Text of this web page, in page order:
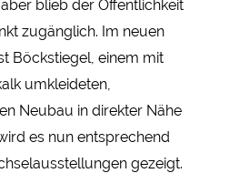
blieb der Öffentlichkeit
zugänglich. Im neuen
Böckstiegel, einem mit
umkleideten,
Neubau in direkter Nähe
es nun entsprechend
gezeigt.